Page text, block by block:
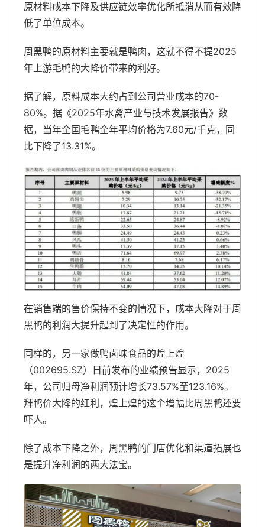
原材料成本下降及供应链效率优化所抵消从而有效降
低了单位成本。
周黑鸭的原材料主要就是鸭肉，这就不得不提2025
年上游毛鸭的大降价带来的利好。
据了解，原料成本大约占到公司营业成本的70-
80%。据《2025年水禽产业与技术发展报告》数
据，当年全国毛鸭全年平均价格为7.60元/千克，同
比下降了13.31%。
在销售端的售价保持不变的情况下，成本大降对于周
黑鸭的利润大提升起到了决定性的作用。
同样的，另一家做鸭卤味食品的煌上煌
（002695.SZ）日前发布的业绩预告显示，2025
年，公司归母净利润预计增长73.57%至123.16%。
拜鸭价大降的红利，煌上煌的这个增幅比周黑鸭还要
吓人。
除了成本下降之外，周黑鸭的门店优化和渠道拓展也
是提升净利润的两大法宝。